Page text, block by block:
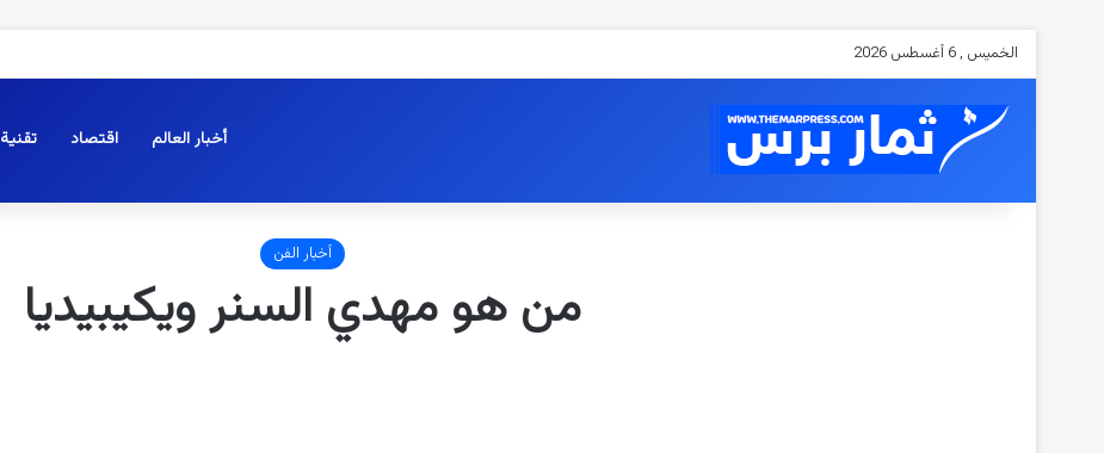
الخميس , 6 أغسطس 2026
أخبار العالم اقتصاد تقنية
أخبار الفن
من هو مهدي السنر ويكيبيديا